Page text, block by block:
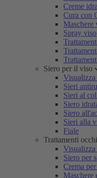
Creme
Cura con
Maschere
Spray viso
Siero per il viso
Visualizza
Sieri
Sieri al
Siero
Siero
Sieri alla
Fiale
Trattamenti occhi
Visualizza
Siero per
Crema
Maschere